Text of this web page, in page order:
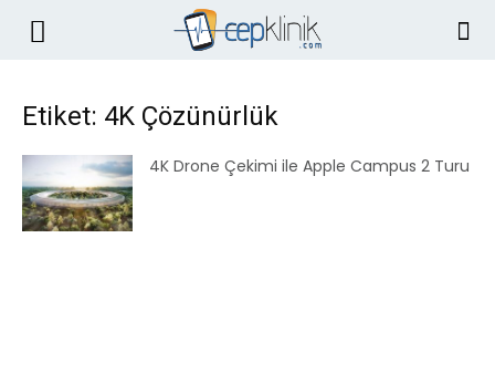
Etiket: 4K Çözünürlük
4K Drone Çekimi ile Apple Campus 2 Turu